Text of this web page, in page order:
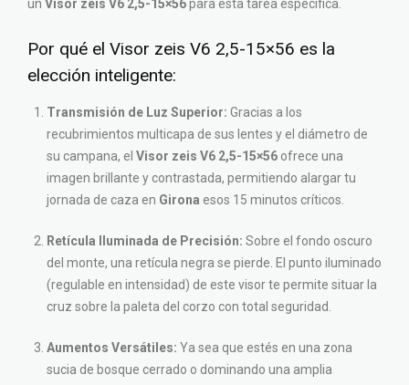
un Visor zeis V6 2,5-15×56para esta tarea específica.
Por qué el Visor zeis V6 2,5-15×56 es la
elección inteligente:
Transmisión de Luz Superior: Gracias a los
recubrimientos multicapa de sus lentes y el diámetro de
su campana, el Visor zeis V6 2,5-15×56 ofrece una
imagen brillante y contrastada, permitiendo alargar tu
jornada de caza en Girona esos 15 minutos críticos.
Retícula Iluminada de Precisión: Sobre el fondo oscuro
del monte, una retícula negra se pierde. El punto iluminado
(regulable en intensidad) de este visor te permite situar la
cruz sobre la paleta del corzo con total seguridad.
Aumentos Versátiles: Ya sea que estés en una zona
sucia de bosque cerrado o dominando una amplia